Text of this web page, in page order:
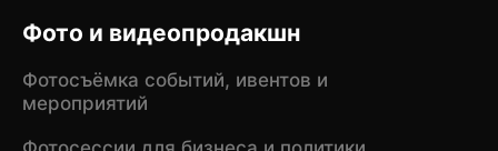
Фото и видеопродакшн
Фотосъёмка событий, ивентов и
мероприятий